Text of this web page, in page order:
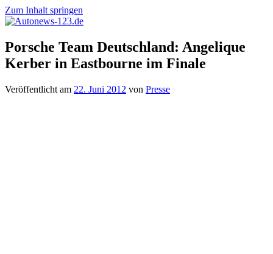
Zum Inhalt springen
Autonews-
123.de
Autonews
mit
Charme
Porsche Team Deutschland: Angelique
Kerber in Eastbourne im Finale
Veröffentlicht am 22. Juni 2012 von Presse